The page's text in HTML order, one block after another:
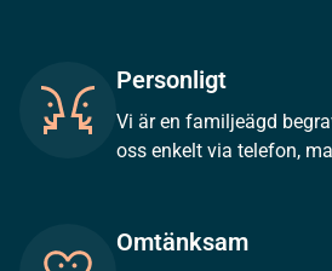
Personligt
Vi är en familjeägd
oss enkelt via telefon,
Omtänksam